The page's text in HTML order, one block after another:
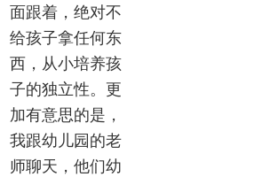
面跟着，绝对不
给孩子拿任何东
西，从小培养孩
子的独立性。更
加有意思的是，
我跟幼儿园的老
师聊天，他们幼